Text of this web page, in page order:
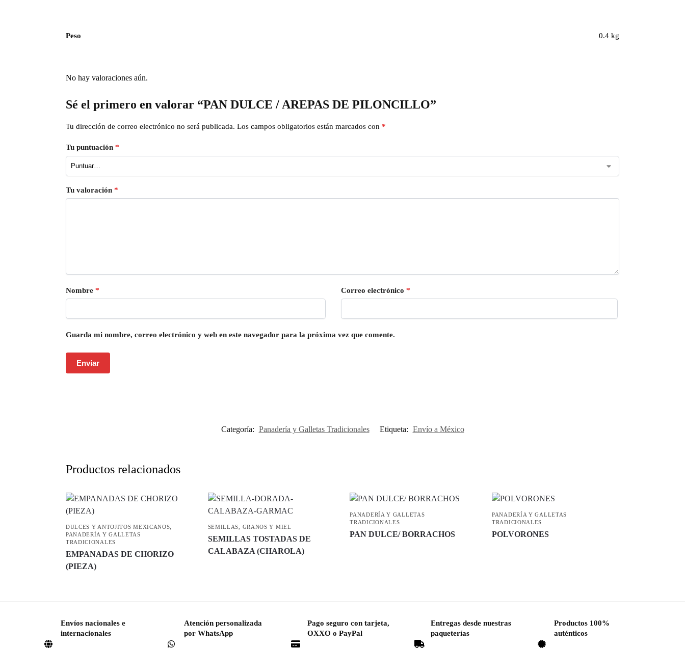
Peso 0.4 kg
No hay valoraciones aún.
Sé el primero en valorar “PAN DULCE / AREPAS DE PILONCILLO”
Tu dirección de correo electrónico no será publicada. Los campos obligatorios están marcados con *
Tu puntuación *
Tu valoración *
Nombre * Correo electrónico *
Guarda mi nombre, correo electrónico y web en este navegador para la próxima vez que comente.
Categoría: Panadería y Galletas Tradicionales Etiqueta: Envío a México
Productos relacionados
DULCES Y ANTOJITOS MEXICANOS
PANADERÍA Y GALLETAS
TRADICIONALES
EMPANADAS DE CHORIZO
(PIEZA)
SEMILLAS, GRANOS Y MIEL
SEMILLAS TOSTADAS DE
CALABAZA (CHAROLA)
PANADERÍA Y GALLETAS
TRADICIONALES
PAN DULCE/ BORRACHOS
PANADERÍA Y GALLETAS
TRADICIONALES
POLVORONES
Envíos nacionales e
internacionales
Atención personalizada
por WhatsApp
Pago seguro con tarjeta,
OXXO o PayPal
Entregas desde nuestras
paqueterías
Productos 100%
auténticos